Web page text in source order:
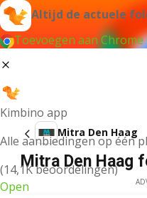
Altijd de actuele
Toevoegen aan Chrome
Kimbino app
Alle aanbiedingen op één
(14,1K beoordelingen)
Open
Mitra Den Haag
Mitra Den Haag